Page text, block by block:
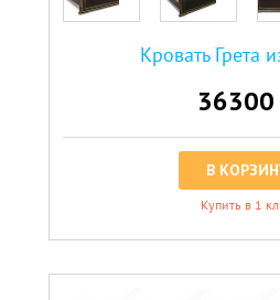
Кровать Грета
36300
В
Купить в 1